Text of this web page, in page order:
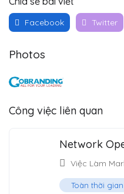
Facebook Twitter
Photos
Công việc liên quan
Network
Việc Làm
Toàn thời gian